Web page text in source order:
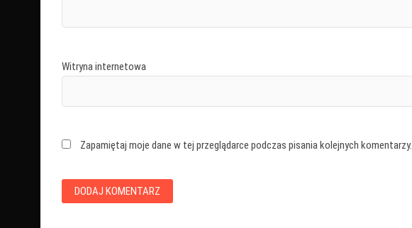
Witryna internetowa
Zapamiętaj moje dane w tej przeglądarce podczas pisania kolejnych komentarzy.